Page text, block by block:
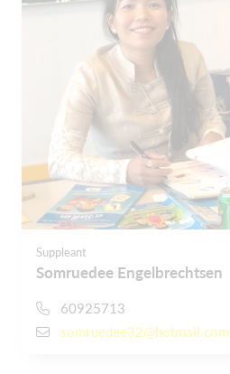
Suppleant
Somruedee Engelbrechtsen
60925713
somruedee32@hotmail.com